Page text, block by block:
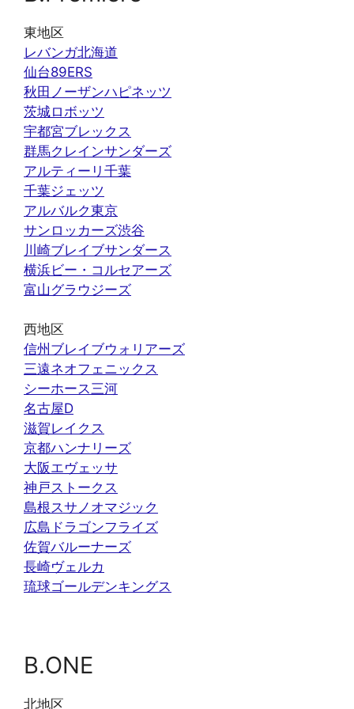
東地区
レバンガ北海道
仙台89ERS
秋田ノーザンハピネッツ
茨城ロボッツ
宇都宮ブレックス
群馬クレインサンダーズ
アルティーリ千葉
千葉ジェッツ
アルバルク東京
サンロッカーズ渋谷
川崎ブレイブサンダース
横浜ビー・コルセアーズ
富山グラウジーズ
西地区
信州ブレイブウォリアーズ
三遠ネオフェニックス
シーホース三河
名古屋D
滋賀レイクス
京都ハンナリーズ
大阪エヴェッサ
神戸ストークス
島根スサノオマジック
広島ドラゴンフライズ
佐賀バルーナーズ
長崎ヴェルカ
琉球ゴールデンキングス
B.ONE
北地区